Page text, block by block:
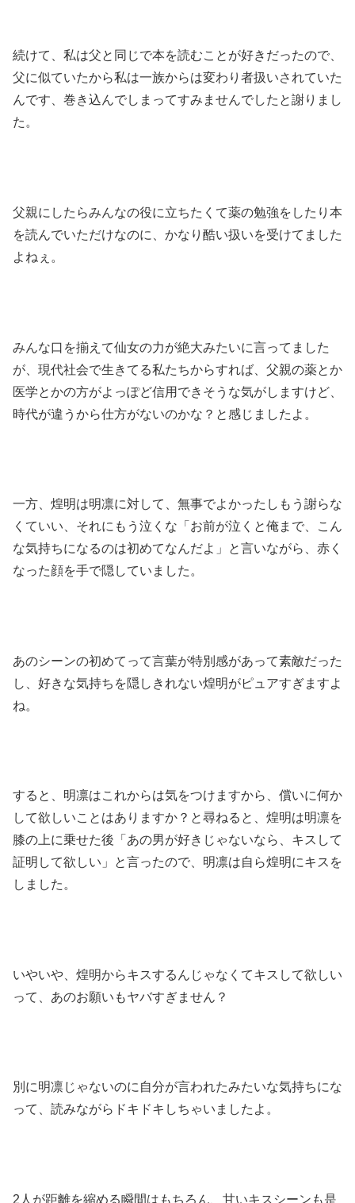
続けて、私は父と同じで本を読むことが好きだったので、
父に似ていたから私は一族からは変わり者扱いされていた
んです、巻き込んでしまってすみませんでしたと謝りまし
た。
父親にしたらみんなの役に立ちたくて薬の勉強をしたり本
を読んでいただけなのに、かなり酷い扱いを受けてました
よねぇ。
みんな口を揃えて仙女の力が絶大みたいに言ってました
が、現代社会で生きてる私たちからすれば、父親の薬とか
医学とかの方がよっぽど信用できそうな気がしますけど、
時代が違うから仕方がないのかな？と感じましたよ。
一方、煌明は明凛に対して、無事でよかったしもう謝らな
くていい、それにもう泣くな「お前が泣くと俺まで、こん
な気持ちになるのは初めてなんだよ」と言いながら、赤く
なった顔を手で隠していました。
あのシーンの初めてって言葉が特別感があって素敵だった
し、好きな気持ちを隠しきれない煌明がピュアすぎますよ
ね。
すると、明凛はこれからは気をつけますから、償いに何か
して欲しいことはありますか？と尋ねると、煌明は明凛を
膝の上に乗せた後「あの男が好きじゃないなら、キスして
証明して欲しい」と言ったので、明凛は自ら煌明にキスを
しました。
いやいや、煌明からキスするんじゃなくてキスして欲しい
って、あのお願いもヤバすぎません？
別に明凛じゃないのに自分が言われたみたいな気持ちにな
って、読みながらドキドキしちゃいましたよ。
2人が距離を縮める瞬間はもちろん、甘いキスシーンも是